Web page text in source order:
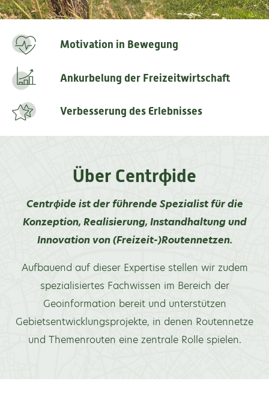
Motivation in Bewegung
Ankurbelung der Freizeitwirtschaft
Verbesserung des Erlebnisses
Über Centrϕide
Centrϕide ist der führende Spezialist für die
Konzeption, Realisierung, Instandhaltung und
Innovation von (Freizeit-)Routennetzen.
Aufbauend auf dieser Expertise stellen wir zudem
spezialisiertes Fachwissen im Bereich der
Geoinformation bereit und unterstützen
Gebietsentwicklungsprojekte, in denen Routennetze
und Themenrouten eine zentrale Rolle spielen.